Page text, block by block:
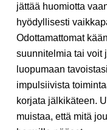
jättää huomiotta
hyödyllisesti
Odottamattomat
suunnitelmia tai voit
luopumaan
impulsiivista
korjata jälkikäteen.
muistaa, että mitä